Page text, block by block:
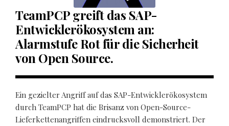
TeamPCP greift das SAP-
Entwicklerökosystem an:
Alarmstufe Rot für die Sicherheit
von Open Source.
Ein gezielter Angriff auf das SAP-Entwicklerökosystem
durch TeamPCP hat die Brisanz von Open-Source-
Lieferkettenangriffen eindrucksvoll demonstriert. Der